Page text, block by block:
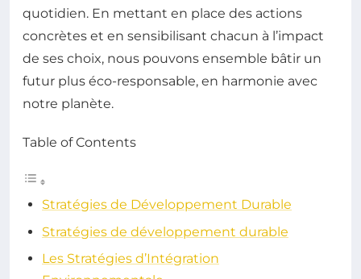
quotidien. En mettant en place des actions
concrètes et en sensibilisant chacun à l’impact
de ses choix, nous pouvons ensemble bâtir un
futur plus éco-responsable, en harmonie avec
notre planète.
Table of Contents
Stratégies de Développement Durable
Stratégies de développement durable
Les Stratégies d’Intégration